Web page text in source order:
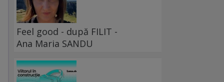
Feel good - după FILIT -
Ana Maria SANDU